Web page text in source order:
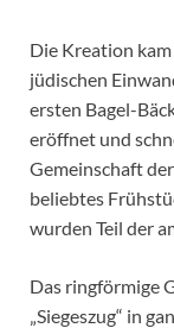
Die Kreation
jüdischen
ersten Bagel-
eröffnet und
Gemeinschaft
beliebtes
wurden Teil der
Das ringförmige
„Siegeszug“ in